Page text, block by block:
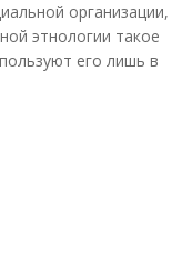
организации,
этнологии такое
его лишь в